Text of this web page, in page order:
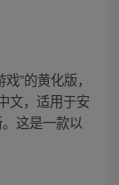
”的黄化版，
文，适用于安
这是一款以